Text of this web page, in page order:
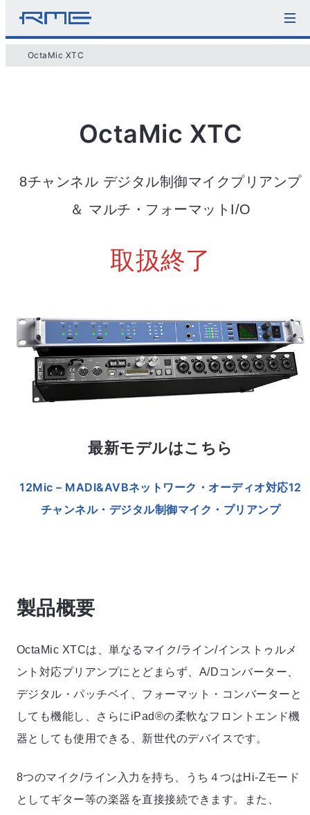
OctaMic XTC
OctaMic XTC
8チャンネル デジタル制御マイクプリアンプ
＆ マルチ・フォーマットI/O
取扱終了
最新モデルはこちら
12Mic – MADI&AVBネットワーク・オーディオ対応12
チャンネル・デジタル制御マイク・プリアンプ
製品概要
OctaMic XTCは、単なるマイク/ライン/インストゥルメ
ント対応プリアンプにとどまらず、A/Dコンバーター、
デジタル・パッチベイ、フォーマット・コンバーターと
しても機能し、さらにiPad®の柔軟なフロントエンド機
器としても使用できる、新世代のデバイスです。
8つのマイク/ライン入力を持ち、うち４つはHi-Zモード
としてギター等の楽器を直接接続できます。また、